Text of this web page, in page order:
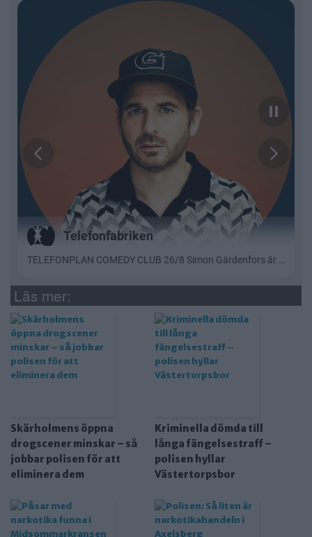
Läs mer:
Skärholmens öppna
drogscener minskar – så
jobbar polisen för att
eliminera dem
Kriminella dömda till
långa fängelsestraff –
polisen hyllar
Västertorpsbor